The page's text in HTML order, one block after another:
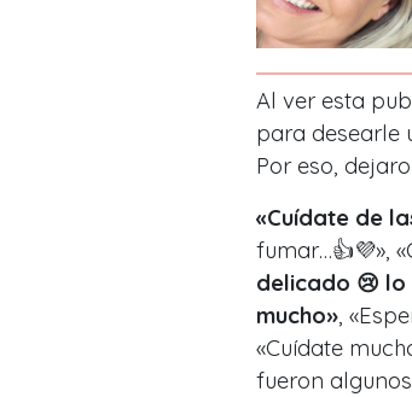
Al ver esta
para desearle
Por eso,
«Cuídate de
fumar…👍💜»,
delicado 😢
mucho» ,
«Cuídate
fueron